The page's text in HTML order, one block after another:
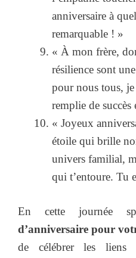
anniversaire à
remarquable ! »
« À mon frère,
résilience sont
pour nous tous, je
remplie de
« Joyeux
étoile qui brille
univers familial,
qui t’entoure. Tu
En cette journée
d’anniversaire pour
de célébrer les liens